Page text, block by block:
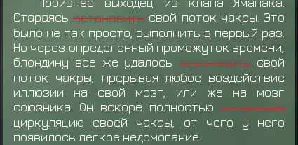
Стараясь остановитьсвой поток чакры. Это
было не так просто, выполнить в первый раз.
Но через определенный промежуток времени,
блондину все же удалосьостановитьсвой
поток чакры, прерывая любое воздействие
иллюзии на свой мозг, или же на мозг
союзника. Он вскоре полностьюостановил
циркуляцию своей чакры, от чего у него
появилось лёгкое недомогание.